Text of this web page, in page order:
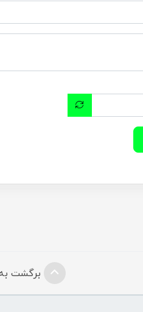
برگشت به